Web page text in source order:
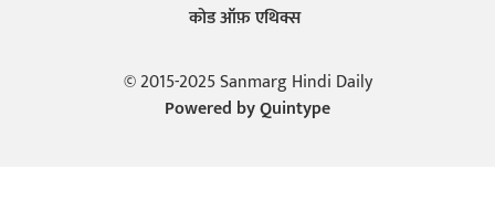
कोड ऑफ़ एथिक्स
© 2015-2025 Sanmarg Hindi Daily
Powered byQuintype